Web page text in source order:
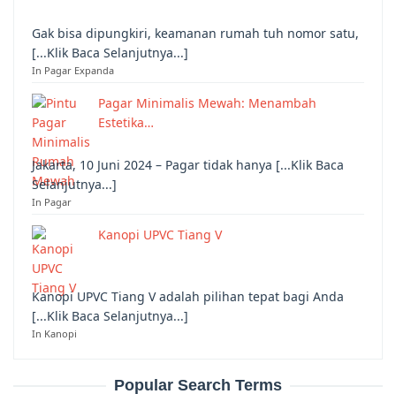
Gak bisa dipungkiri, keamanan rumah tuh nomor satu,
[...Klik Baca Selanjutnya...]
In Pagar Expanda
Pagar Minimalis Mewah: Menambah
Estetika…
Jakarta, 10 Juni 2024 – Pagar tidak hanya [...Klik Baca
Selanjutnya...]
In Pagar
Kanopi UPVC Tiang V
Kanopi UPVC Tiang V adalah pilihan tepat bagi Anda
[...Klik Baca Selanjutnya...]
In Kanopi
Popular Search Terms